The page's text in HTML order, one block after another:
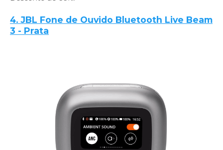
4. JBL Fone de Ouvido Bluetooth Live Beam
3 - Prata